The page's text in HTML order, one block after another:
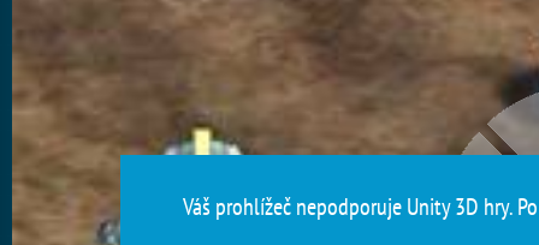
Váš prohlížeč nepodporuje Unity 3D hry.